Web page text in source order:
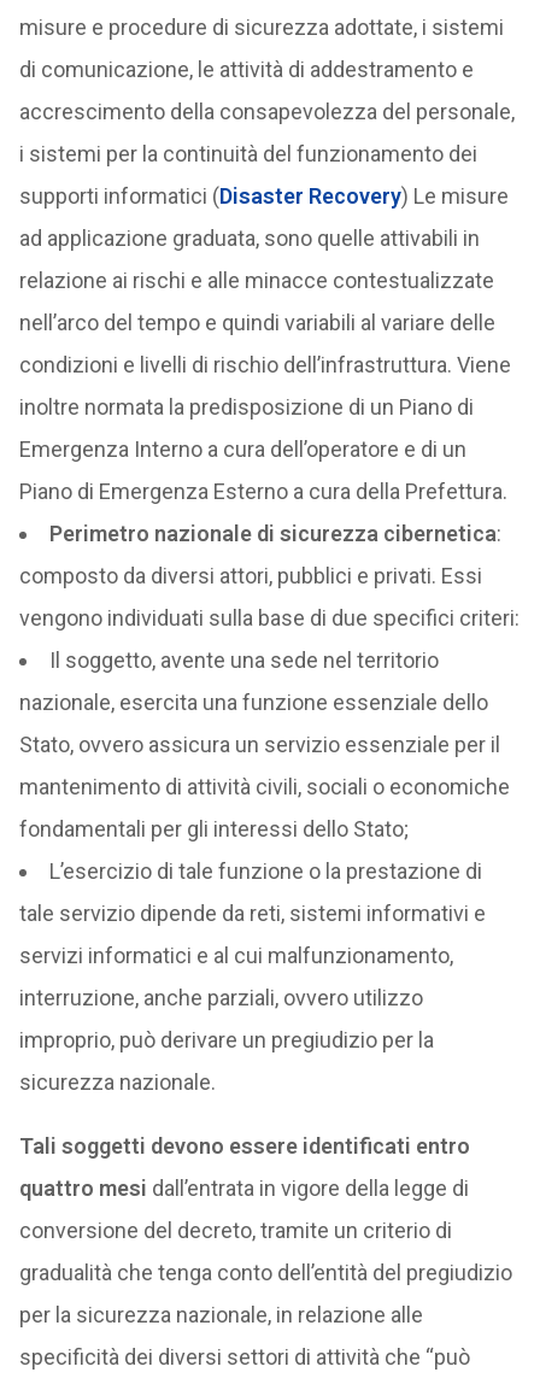
misure e procedure di sicurezza adottate, i sistemi
di comunicazione, le attività di addestramento e
accrescimento della consapevolezza del personale,
i sistemi per la continuità del funzionamento dei
supporti informatici (Disaster Recovery) Le misure
ad applicazione graduata, sono quelle attivabili in
relazione ai rischi e alle minacce contestualizzate
nell’arco del tempo e quindi variabili al variare delle
condizioni e livelli di rischio dell’infrastruttura. Viene
inoltre normata la predisposizione di un Piano di
Emergenza Interno a cura dell’operatore e di un
Piano di Emergenza Esterno a cura della Prefettura.
Perimetro nazionale di sicurezza cibernetica:
composto da diversi attori, pubblici e privati. Essi
vengono individuati sulla base di due specifici criteri:
Il soggetto, avente una sede nel territorio
nazionale, esercita una funzione essenziale dello
Stato, ovvero assicura un servizio essenziale per il
mantenimento di attività civili, sociali o economiche
fondamentali per gli interessi dello Stato;
L’esercizio di tale funzione o la prestazione di
tale servizio dipende da reti, sistemi informativi e
servizi informatici e al cui malfunzionamento,
interruzione, anche parziali, ovvero utilizzo
improprio, può derivare un pregiudizio per la
sicurezza nazionale.
Tali soggetti devono essere identificati entro
quattro mesi dall’entrata in vigore della legge di
conversione del decreto, tramite un criterio di
gradualità che tenga conto dell’entità del pregiudizio
per la sicurezza nazionale, in relazione alle
specificità dei diversi settori di attività che “può